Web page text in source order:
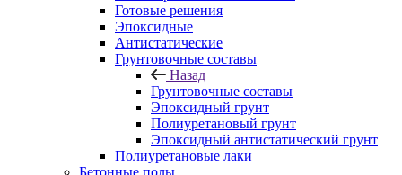
Готовые решения
Эпоксидные
Антистатические
Грунтовочные составы
Назад
Грунтовочные составы
Эпоксидный грунт
Полиуретановый грунт
Эпоксидный антистатический грунт
Полиуретановые лаки
Бетонные полы